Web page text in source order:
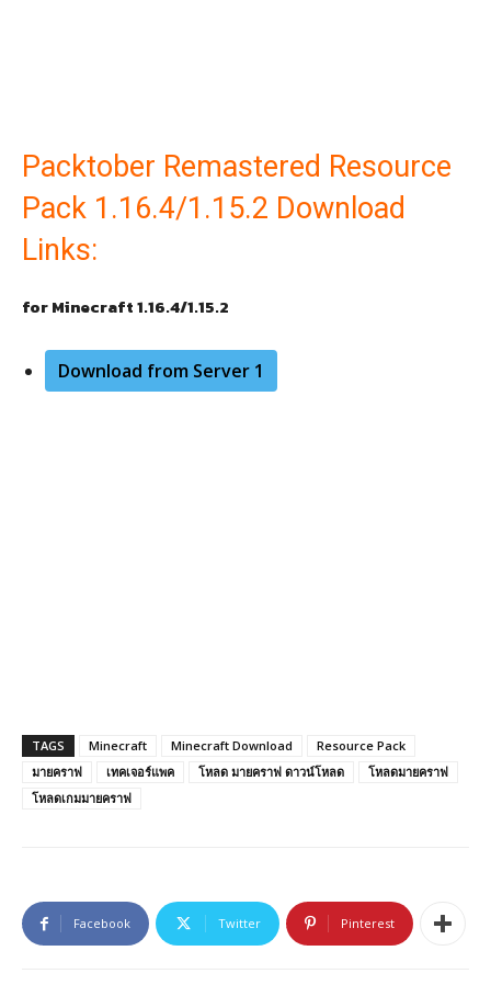
Packtober Remastered Resource
Pack 1.16.4/1.15.2 Download
Links:
for Minecraft 1.16.4/1.15.2
Download from Server 1
TAGS Minecraft Minecraft Download
Resource Pack
มายคราฟ
เทคเจอร์แพค โหลด มายคราฟ ดาวน์โหลด
โหลดมายคราฟ
โหลดเกมมายคราฟ
Facebook Twitter Pinterest